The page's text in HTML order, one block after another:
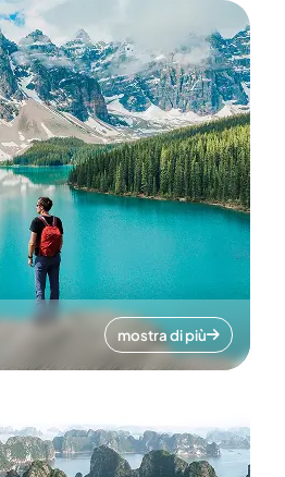
mostra di più